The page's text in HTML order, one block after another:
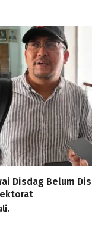
Disdag Belum